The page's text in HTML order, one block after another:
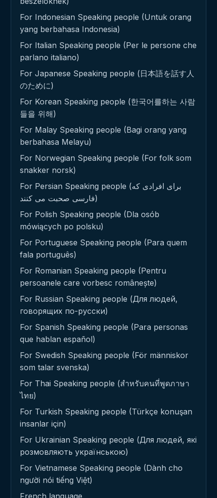
For Indonesian Speaking people (Untuk orang
yang berbahasa Indonesia)
For Italian Speaking people (Per le persone che
parlano italiano)
For Japanese Speaking people (日本語を話す人
のために)
For Korean Speaking people (한국어를하는 사람
들을 위해)
For Malay Speaking people (Bagi orang yang
berbahasa Melayu)
For Norwegian Speaking people (For folk som
snakker norsk)
For Persian Speaking people (برای افرادی که
فارسی صحبت می کنند)
For Polish Speaking people (Dla osób
mówiących po polsku)
For Portuguese Speaking people (Para quem
fala português)
For Romanian Speaking people (Pentru
persoanele care vorbesc românește)
For Russian Speaking people (Для людей,
говорящих по-русски)
For Spanish Speaking people (Para personas
que hablan español)
For Swedish Speaking people (För människor
som talar svenska)
For Thai Speaking people (สำหรับคนที่พูดภาษา
ไทย)
For Turkish Speaking people (Türkçe konuşan
insanlar için)
For Ukrainian Speaking people (Для людей, які
розмовляють українською)
For Vietnamese Speaking people (Dành cho
người nói tiếng Việt)
French language